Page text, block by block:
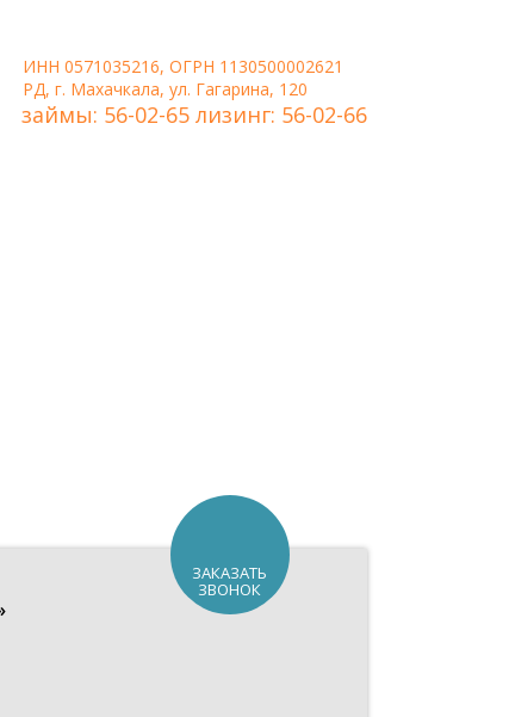
ИНН 0571035216, ОГРН 1130500002621
РД, г. Махачкала, ул. Гагарина, 120
займы: 56-02-65 лизинг: 56-02-66
ЗАКАЗАТЬ
ЗВОНОК